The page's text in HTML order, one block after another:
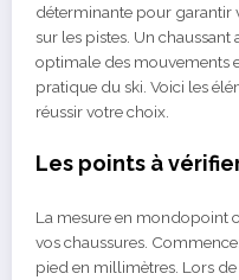
déterminante pour garantir
sur les pistes. Un
optimale des mouvements
pratique du ski. Voici les
réussir votre choix.
Les points à
La mesure en mondopoint
vos chaussures.
pied en millimètres. Lors de